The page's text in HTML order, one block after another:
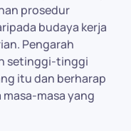
prosedur
budaya kerja
Pengarah
setinggi-tinggi
itu dan berharap
masa yang